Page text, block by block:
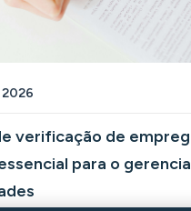
2026
verificação de
para o